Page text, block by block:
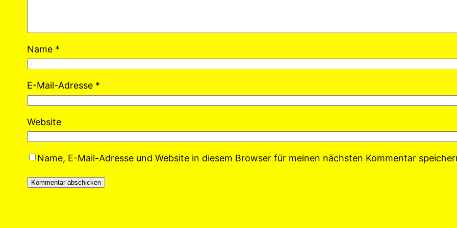
Name *
E-Mail-Adresse *
Website
Name, E-Mail-Adresse und Website in diesem Browser für meinen nächsten Kommentar